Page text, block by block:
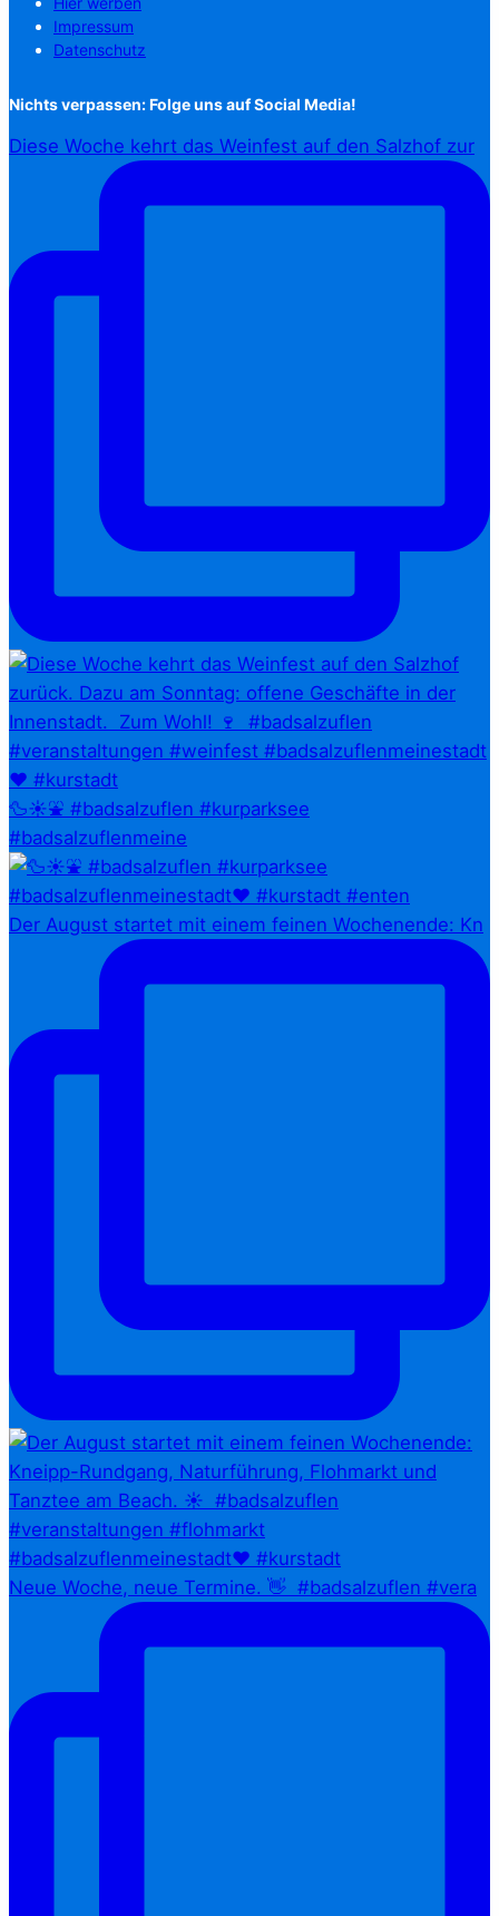
Impressum
Datenschutz
Nichts verpassen: Folge uns auf Social Media!
Diese Woche kehrt das Weinfest auf den Salzhof zur
🦆☀️⛲ #badsalzuflen #kurparksee
#badsalzuflenmeine
Der August startet mit einem feinen Wochenende: Kn
Neue Woche, neue Termine. 👋⁠ ⁠ #badsalzuflen #vera